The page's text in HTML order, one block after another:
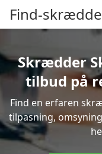
Find-
Skrædder
tilbud på
Find en erfaren
tilpasning,